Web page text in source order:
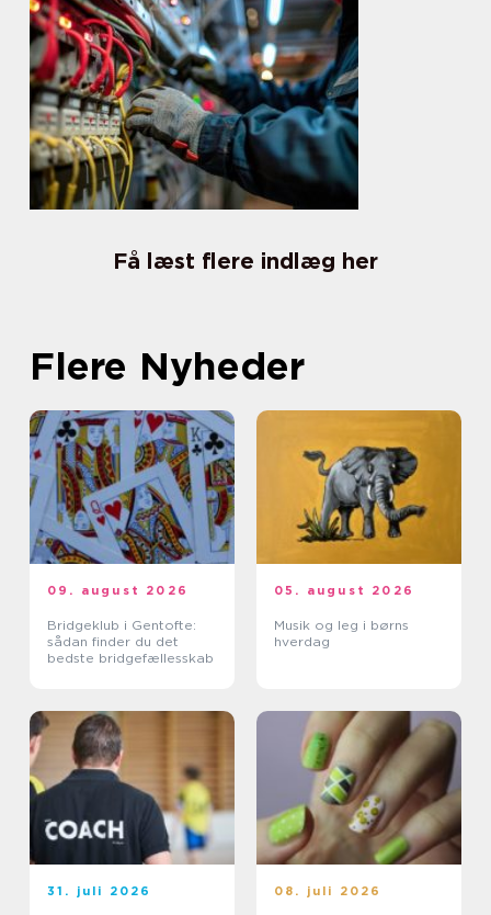
Få læst flere indlæg her
Flere Nyheder
09. august 2026
Bridgeklub i Gentofte:
sådan finder du det
bedste bridgefællesskab
05. august 2026
Musik og leg i børns
hverdag
31. juli 2026 08. juli 2026